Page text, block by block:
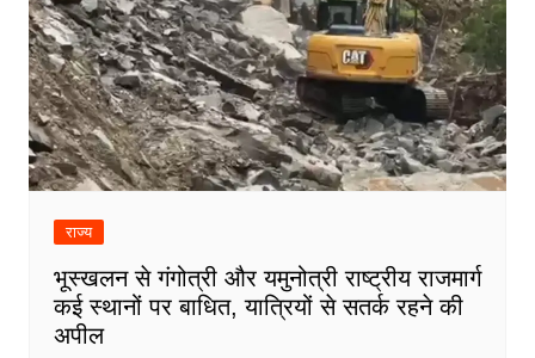
राज्य
भूस्खलन से गंगोत्री और यमुनोत्री राष्ट्रीय राजमार्ग
कई स्थानों पर बाधित, यात्रियों से सतर्क रहने की
अपील